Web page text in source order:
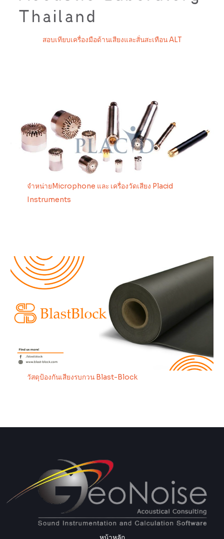
สอบเทียบเครื่องมือด้านเสียงและสั่นสะเทือน ALT
จำหน่ายMicrophone และ เครื่องวัดเสียง Placid
Instruments
วัสดุป้องกันเสียงรบกวน Blast-Block